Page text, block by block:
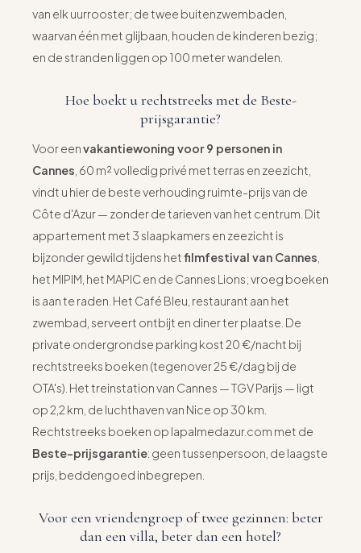
van elk uurrooster; de twee buitenzwembaden,
waarvan één met glijbaan, houden de kinderen bezig;
en de stranden liggen op 100 meter wandelen.
Hoe boekt u rechtstreeks met de Beste-
prijsgarantie?
Voor eenvakantiewoning voor 9 personen in
Cannes , 60 m² volledig privé met terras en zeezicht,
vindt u hier de beste verhouding ruimte-prijs van de
Côte d'Azur — zonder de tarieven van het centrum. Dit
appartement met 3 slaapkamers en zeezicht is
bijzonder gewild tijdens hetfilmfestival van Cannes
het MIPIM, het MAPIC en de Cannes Lions; vroeg boeken
is aan te raden. Het Café Bleu, restaurant aan het
zwembad, serveert ontbijt en diner ter plaatse. De
private ondergrondse parking kost 20 €/nacht bij
rechtstreeks boeken (tegenover 25 €/dag bij de
OTA's). Het treinstation van Cannes — TGV Parijs — ligt
op 2,2 km, de luchthaven van Nice op 30 km.
Rechtstreeks boeken op lapalmedazur.com met de
Beste-prijsgarantie: geen tussenpersoon, de laagste
prijs, beddengoed inbegrepen.
Voor een vriendengroep of twee gezinnen: beter
dan een villa, beter dan een hotel?